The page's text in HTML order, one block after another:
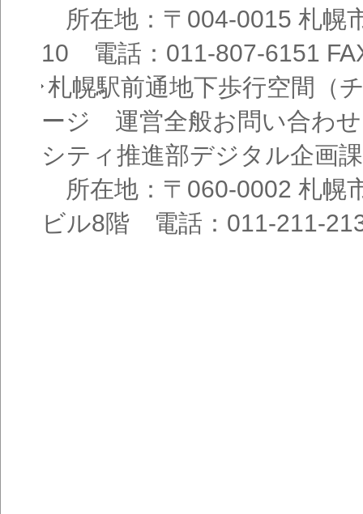
所在地：〒004-0015 札幌
10 電話：011-807-6151
札幌駅前通地下歩行空間（
ージ 運営全般お問い合わ
シティ推進部デジタル企画課
所在地：〒060-0002 札幌
ビル8階 電話：011-211-